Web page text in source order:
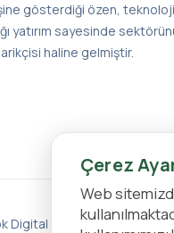
gösterdiği özen,
yatırım sayesinde
haline gelmiştir.
Digital Agency/ Copyright
Çerez
Web